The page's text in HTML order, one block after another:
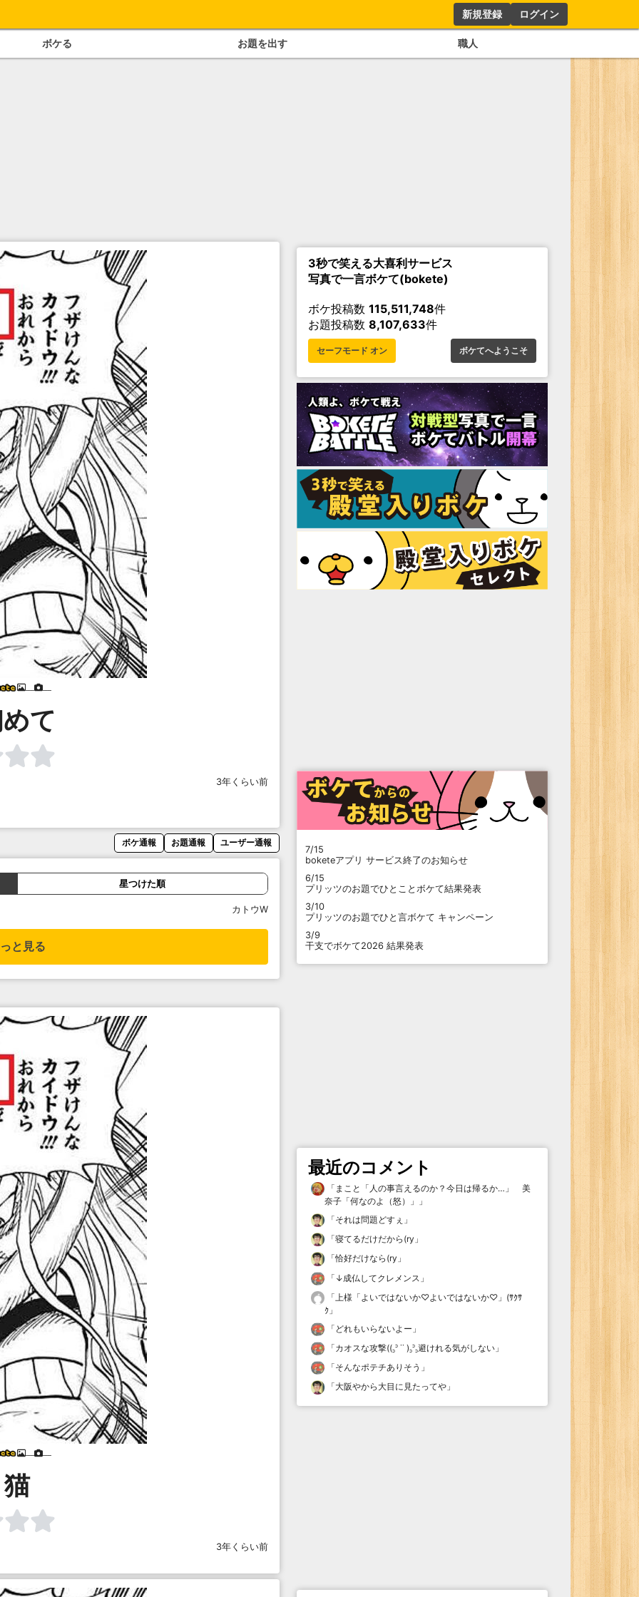
新規登録 ログイン
ボケる お題を出す 職人
て
3年くらい前
ボケ通報 お題通報 ユーザー通報
星つけた順
カトウW
と見る
猫
3年くらい前
3秒で笑える大喜利サービス
写真で一言ボケて(bokete)
ボケ投稿数 115,511,748件
お題投稿数 8,107,633件
セーフモード オン ボケてへようこそ
7/15
boketeアプリ サービス終了のお知らせ
6/15
プリッツのお題でひとことボケて結果発表
3/10
プリッツのお題でひと言ボケて キャンペーン
3/9
干支でボケて2026 結果発表
最近のコメント
「 まこと「人の事言えるのか？今日は帰るか…」 美
奈子「何なのよ（怒）」
」
「それは問題どすぇ 」
「寝てるだけだから(ry 」
「恰好だけなら(ry 」
「 ↓成仏してクレメンス 」
「 上様「よいではないか♡よいではないか♡」(ｻｸｻ
ｸ 」
「 どれもいらないよー 」
「カオスな攻撃((꜆꜄ ˙˙ )꜆꜄꜆避けれる気がしない 」
「そんなポテチありそう 」
「大阪やから大目に見たってや 」